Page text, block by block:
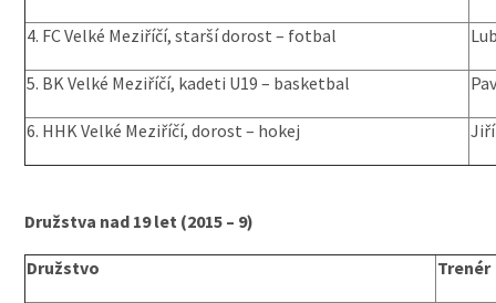
4. FC Velké Meziříčí, starší dorost – fotbal
5. BK Velké Meziříčí, kadeti U19 – basketbal
6. HHK Velké Meziříčí, dorost – hokej
Družstva nad 19 let (2015 – 9)
Družstvo Trenér